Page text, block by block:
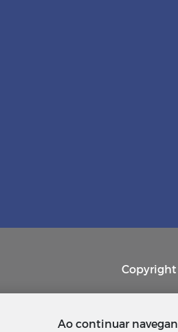
Copyright
Ao continuar